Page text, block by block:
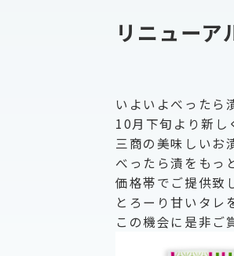
リニュー
いよいよべったら
10月下旬より新し
三商の美味しいお
べったら漬をもっ
価格帯でご提供致
とろーり甘いタレ
この機会に是非ご